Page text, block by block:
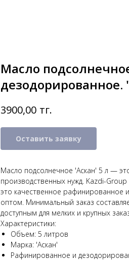
Масло
дезодорированное.
3900,00 тг.
Оставить заявку
Масло подсолнечное 'Аскан' 5 л —
производственных нужд. Kazdi-
это качественное рафинированное
оптом. Минимальный заказ
доступным для мелких и крупных
Характеристики:
Объем: 5 литров
Марка: 'Аскан'
Рафинированное и